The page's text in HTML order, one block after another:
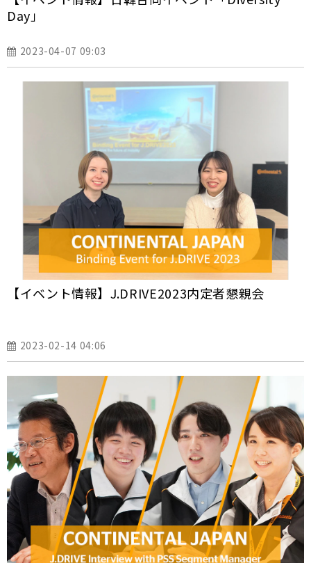
Day」
2023-04-07 09:03
【イベント情報】J.DRIVE2023内定者懇親会
2023-02-14 04:06